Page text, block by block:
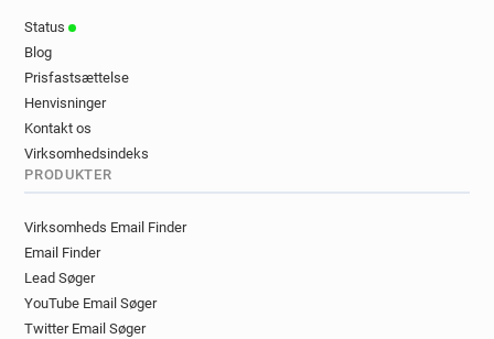
Status
Blog
Prisfastsættelse
Henvisninger
Kontakt os
Virksomhedsindeks
PRODUKTER
Virksomheds Email Finder
Email Finder
Lead Søger
YouTube Email Søger
Twitter Email Søger